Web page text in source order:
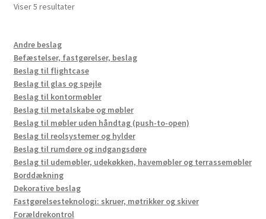
Viser 5 resultaterSorteret
Andre beslag
Befæstelser, fastgørelser, beslag
Beslag til flightcase
Beslag til glas og spejle
Beslag til kontormøbler
Beslag til metalskabe og møbler
Beslag til møbler uden håndtag (push-to-open)
Beslag til reolsystemer og hylder
Beslag til rumdøre og indgangsdøre
Beslag til udemøbler, udekøkken, havemøbler og terrassemøbler
Borddækning
Dekorative beslag
Fastgørelsesteknologi: skruer, møtrikker og skiver
Forældrekontrol